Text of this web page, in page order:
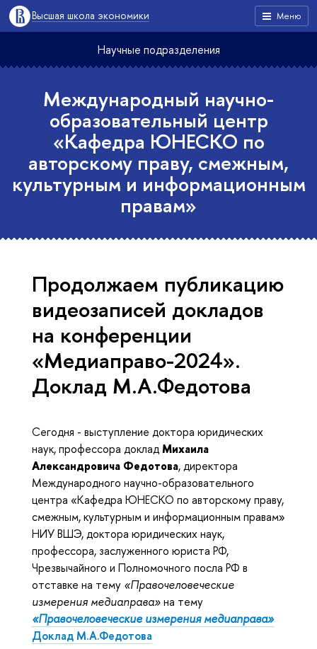
Меню
Высшая школа экономики
Научные подразделения
Международный научно-
образовательный центр
«Кафедра ЮНЕСКО по
авторскому праву, смежным,
культурным и информационным
правам»
Продолжаем публикацию
видеозаписей докладов
на конференции
«Медиаправо-2024».
Доклад М.А.Федотова
Сегодня - выступление доктора юридических
наук, профессора докладМихаила
Александровича Федотова, директора
Международного научно-образовательного
центра «Кафедра ЮНЕСКО по авторскому праву,
смежным, культурным и информационным правам»
НИУ ВШЭ, доктора юридических наук,
профессора, заслуженного юриста РФ,
Чрезвычайного и Полномочного посла РФ в
отставке на тему «Правочеловеческие
измерения медиаправа»на тему
«Правочеловеческие измерения медиаправа»
Доклад М.А.Федотова